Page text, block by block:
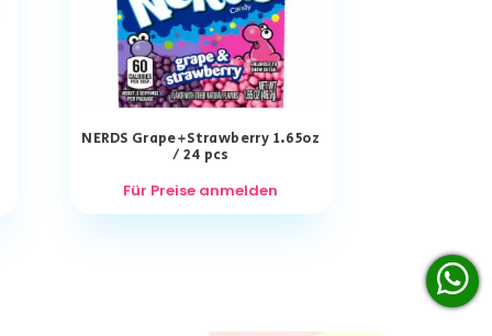
NERDS Grape+Strawberry 1.65oz
/ 24 pcs
Für Preise anmelden